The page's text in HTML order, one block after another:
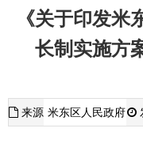
《关于印发
长制实施方
来源 米东区人民政府